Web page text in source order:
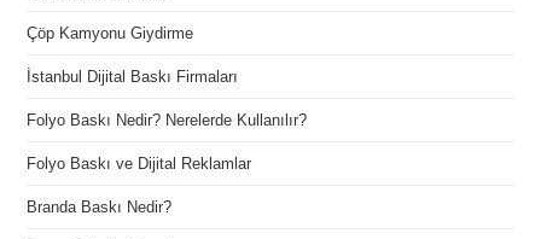
Çöp Kamyonu Giydirme
İstanbul Dijital Baskı Firmaları
Folyo Baskı Nedir? Nerelerde Kullanılır?
Folyo Baskı ve Dijital Reklamlar
Branda Baskı Nedir?